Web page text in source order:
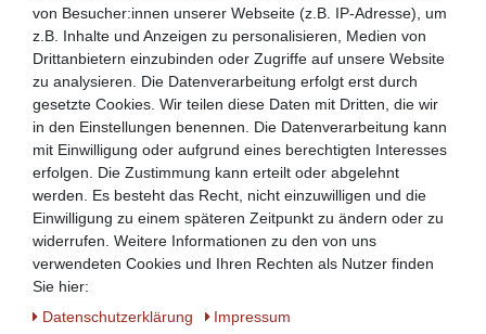
Beeketal Gastro Kakaodispenser
Kakaowärmer
184,90 € *
Artikel anzeigen
*inkl. ges. MwSt.zzgl.internationale
Versandkosten
Zahlen Sie bequem per
von Besucher:innen unserer Webseite (z.B. IP-Adresse), um
z.B. Inhalte und Anzeigen zu personalisieren, Medien von
Drittanbietern einzubinden oder Zugriffe auf unsere Website
zu analysieren. Die Datenverarbeitung erfolgt erst durch
gesetzte Cookies. Wir teilen diese Daten mit Dritten, die wir
in den Einstellungen benennen. Die Datenverarbeitung kann
mit Einwilligung oder aufgrund eines berechtigten Interesses
erfolgen. Die Zustimmung kann erteilt oder abgelehnt
werden. Es besteht das Recht, nicht einzuwilligen und die
Einwilligung zu einem späteren Zeitpunkt zu ändern oder zu
widerrufen. Weitere Informationen zu den von uns
verwendeten Cookies und Ihren Rechten als Nutzer finden
Sie hier:
Daten­schutz­erklärung
Impressum